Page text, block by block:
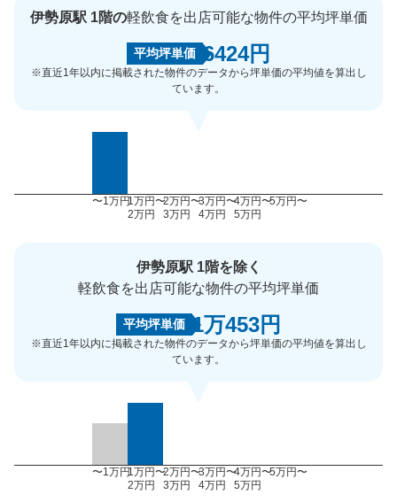
伊勢原駅 1階の軽飲食を出店可能な物件の平均坪単価
平均坪単価 6424円
※直近1年以内に掲載された物件のデータから坪単価の平均値を算出し
ています。
〜1万円1万円〜
2万円
2万円〜
3万円
3万円〜
4万円
4万円〜
5万円
5万円〜
伊勢原駅 1階を除く
軽飲食を出店可能な物件の平均坪単価
平均坪単価 1万453円
※直近1年以内に掲載された物件のデータから坪単価の平均値を算出し
ています。
〜1万円1万円〜
2万円
2万円〜
3万円
3万円〜
4万円
4万円〜
5万円
5万円〜